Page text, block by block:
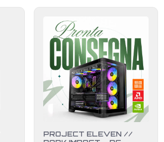
PROJECT ELEVEN //